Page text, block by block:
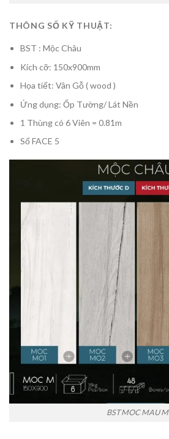
THÔNG SỐ KỸ THUẬT:
BST : Mộc Châu
Kích cỡ: 150x900mm
Họa tiết: Vân Gỗ ( wood )
Ứng dụng: Ốp Tường/ Lát Nền
1 Thùng có 6 Viên = 0.81m
Số FACE 5
BST MOC MAU M